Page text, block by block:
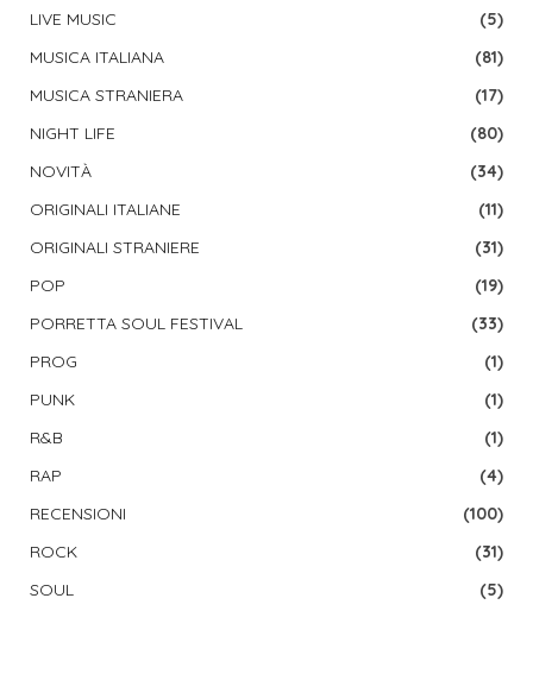
LIVE MUSIC
(5)
MUSICA ITALIANA
(81)
MUSICA STRANIERA
(17)
NIGHT LIFE
(80)
NOVITÀ
(34)
ORIGINALI ITALIANE
(11)
ORIGINALI STRANIERE
(31)
POP
(19)
PORRETTA SOUL FESTIVAL
(33)
PROG
(1)
PUNK
(1)
R&B
(1)
RAP
(4)
RECENSIONI
(100)
ROCK
(31)
SOUL
(5)